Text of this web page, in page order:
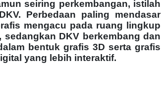
seiring perkembangan, istilah
Perbedaan paling mendasar
mengacu pada ruang lingkup
DKV berkembang dan
bentuk grafis 3D serta grafis
yang lebih interaktif.